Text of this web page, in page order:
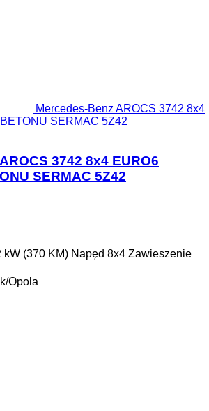
Mercedes-Benz AROCS 3742 8x4
SERMAC 5Z42
3742 8x4 EURO6
SERMAC 5Z42
kW (370 KM) Napęd 8x4 Zawieszenie
Opola